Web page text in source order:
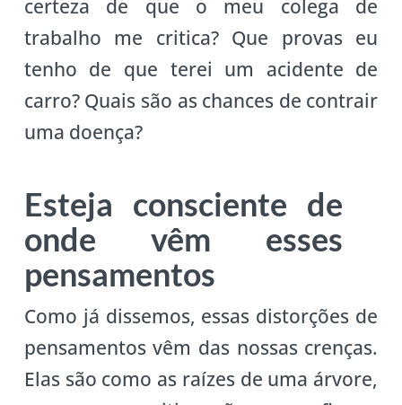
certeza de que o meu colega de
trabalho me critica? Que provas eu
tenho de que terei um acidente de
carro? Quais são as chances de contrair
uma doença?
Esteja consciente de
onde vêm esses
pensamentos
Como já dissemos, essas distorções de
pensamentos vêm das nossas crenças.
Elas são como as raízes de uma árvore,